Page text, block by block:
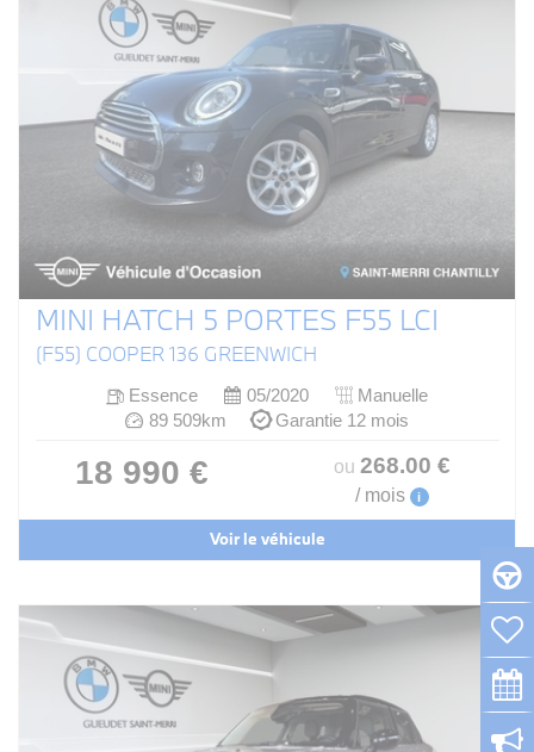
MINI HATCH 5 PORTES F55 LCI
(F55) COOPER 136 GREENWICH
Essence 05/2020
Manuelle
89 509km
Garantie 12 mois
18 990 € ou 268.00 €
/ mois i
Voir le véhicule